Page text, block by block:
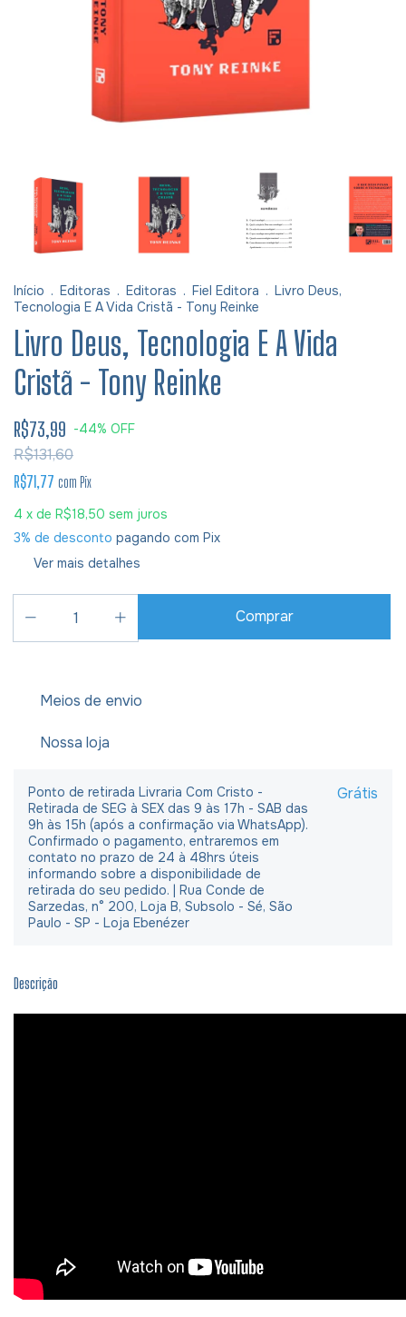
Início . Editoras . Editoras . Fiel Editora . Livro Deus,
Tecnologia E A Vida Cristã - Tony Reinke
Livro Deus, Tecnologia E A Vida
Cristã - Tony Reinke
R$73,99 -44% OFF
R$131,60
R$71,77 com Pix
4 x de R$18,50 sem juros
3% de desconto pagando com Pix
Ver mais detalhes
Meios de envio
Nossa loja
Ponto de retirada Livraria Com Cristo -
Retirada de SEG à SEX das 9 às 17h - SAB das
9h às 15h (após a confirmação via WhatsApp).
Confirmado o pagamento, entraremos em
contato no prazo de 24 à 48hrs úteis
informando sobre a disponibilidade de
retirada do seu pedido. | Rua Conde de
Sarzedas, n° 200, Loja B, Subsolo - Sé, São
Paulo - SP - Loja Ebenézer
Grátis
Descrição